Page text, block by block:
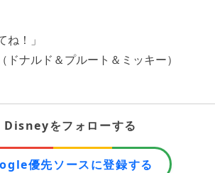
！」
をフォローする
優先ソースに登録する